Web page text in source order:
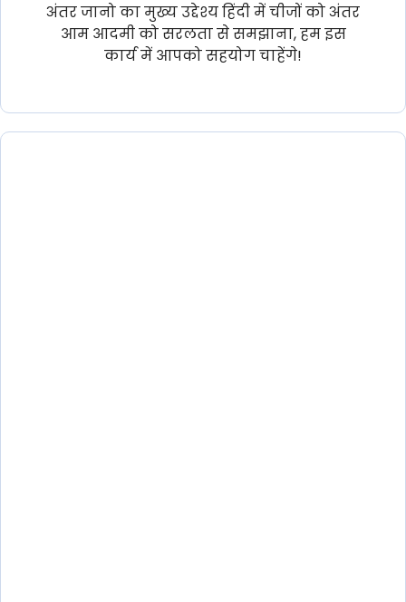
अंतर जानो का मुख्य उद्देश्य हिंदी में चीजों को अंतर
आम आदमी को सरलता से समझाना, हम इस
कार्य में आपको सहयोग चाहेंगे!